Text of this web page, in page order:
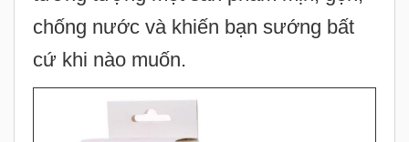
chống nước và khiến bạn sướng bất
cứ khi nào muốn.